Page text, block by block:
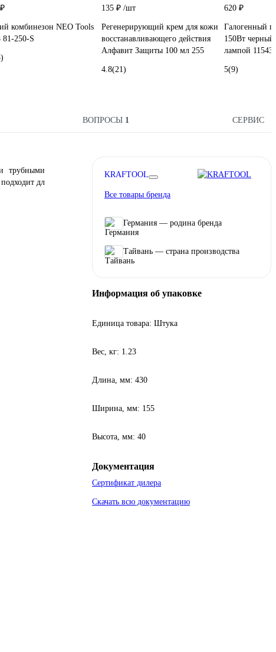
комбинезон NEO Tools
81-250-S
135 ₽ /шт
Регенерирующий крем для кожи
восстанавливающего действия
Алфавит Защиты 100 мл 255
4.8(21)
620 ₽
Галогенный
150Вт черный
лампой 11543
5(9)
ВОПРОСЫ 1 СЕРВИС
трубными
дл
KRAFTOOL
Все товары бренда
Германия — родина бренда
Тайвань — страна производства
Информация об упаковке
Единица товара: Штука
Вес, кг: 1.23
Длина, мм: 430
Ширина, мм: 155
Высота, мм: 40
Документация
Сертификат дилера
Скачать всю документацию